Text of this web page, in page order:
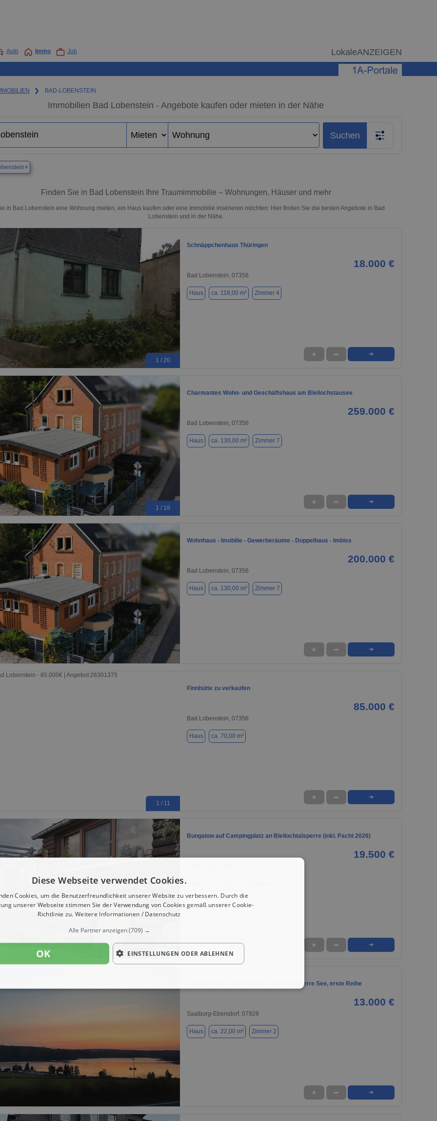
Auto Immo Job LokaleANZEIGEN
❯ BAD-LOBENSTEIN
Immobilien Bad Lobenstein - Angebote kaufen oder mieten in der Nähe
Suchen
×
Finden Sie in Bad Lobenstein Ihre Traumimmobilie – Wohnungen, Häuser und mehr
in Bad Lobenstein eine Wohnung mieten, ein Haus kaufen oder eine Immobilie inserieren möchten: Hier finden Sie die besten Angebote in Bad
Lobenstein und in der Nähe.
1 / 20
Schnäppchenhaus Thüringen
18.000 €
Bad Lobenstein, 07356
Haus ca. 118,00 m² Zimmer 4
★ ➦ ➜
1 / 18
Charmantes Wohn- und Geschäftshaus am Bleilochstausee
259.000 €
Bad Lobenstein, 07356
Haus ca. 130,00 m² Zimmer 7
★ ➦ ➜
1 / 14
Wohnhaus - Imobilie - Gewerberäume - Doppelhaus - Imbiss
200.000 €
Bad Lobenstein, 07356
Haus ca. 130,00 m² Zimmer 7
★ ➦ ➜
1 / 11
Finnhütte zu verkaufen
85.000 €
Bad Lobenstein, 07356
Haus ca. 70,00 m²
★ ➦ ➜
1 / 19
Bungalow auf Campingplatz an Bleilochtalsperre (inkl. Pacht 2026)
19.500 €
★ ➦ ➜
Bungalow auf Campingplatz, Bleilochtalsperre See, erste Reihe
13.000 €
Saalburg-Ebersdorf, 07929
Haus ca. 22,00 m² Zimmer 2
★ ➦ ➜
Diese Webseite verwendet Cookies.
Cookies, um die Benutzerfreundlichkeit unserer Website zu verbessern. Durch die
unserer Webseite stimmen Sie der Verwendung von Cookies gemäß unserer Cookie-
Richtlinie zu. Weitere Informationen / Datenschutz
Alle Partner anzeigen(709) →
OK EINSTELLUNGEN ODER ABLEHNEN